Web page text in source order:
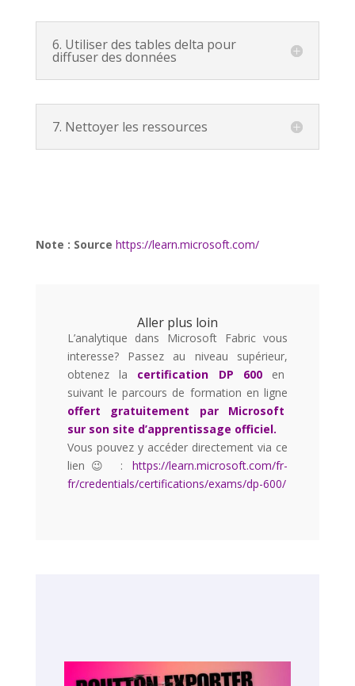
6. Utiliser des tables delta pour
diffuser des données
7. Nettoyer les ressources
Note : Source https://learn.microsoft.com/
Aller plus loin
L’analytique dans Microsoft Fabric vous
interesse? Passez au niveau supérieur,
obtenez la certification DP 600en
suivant le parcours de formation en ligne
offert gratuitement par Microsoft
sur son site d’apprentissage officiel.
Vous pouvez y accéder directement via ce
lien 😉 :https://learn.microsoft.com/fr-
fr/credentials/certifications/exams/dp-600/